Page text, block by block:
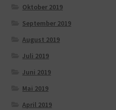
Oktober 2019
September 2019
August 2019
Juli 2019
Juni 2019
Mai 2019
April 2019